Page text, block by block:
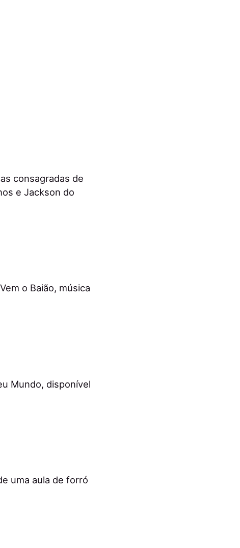
consagradas de
e Jackson do
o Baião, música
Mundo, disponível
uma aula de forró